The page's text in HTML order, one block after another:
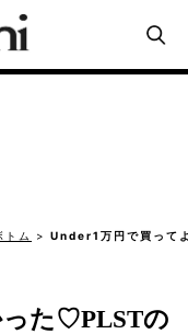
トム Under1万円で買って
った♡PLSTの